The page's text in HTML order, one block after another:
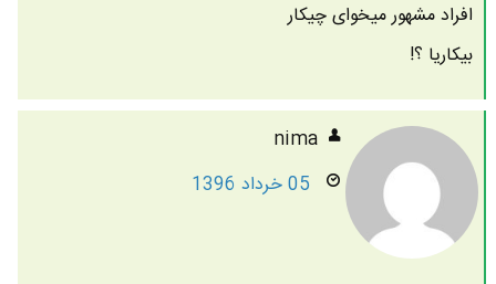
افراد مشهور میخوای چیکار
بیکاریا ؟!
nima
05 خرداد 1396